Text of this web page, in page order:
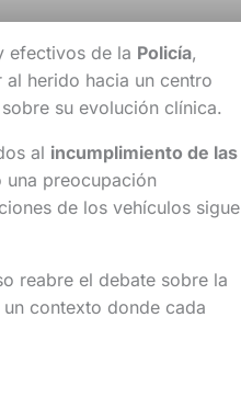
efectivos de la Policía,
herido hacia un centro
su evolución clínica.
al incumplimiento de las
una preocupación
de los vehículos sigue
reabre el debate sobre la
un contexto donde cada